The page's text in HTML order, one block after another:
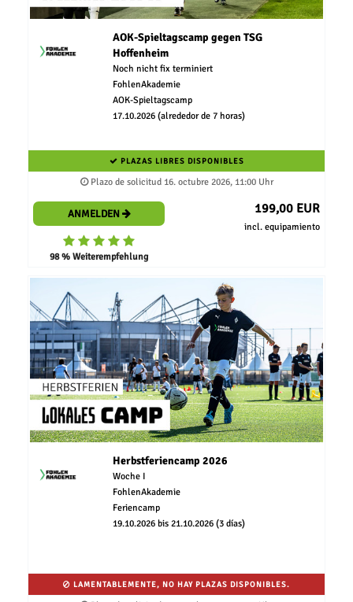
AOK-Spieltagscamp gegen TSG
Hoffenheim
Noch nicht fix terminiert
FohlenAkademie
AOK-Spieltagscamp
17.10.2026 (alrededor de 7 horas)
PLAZAS LIBRES DISPONIBLES
Plazo de solicitud 16. octubre 2026, 11:00 Uhr
ANMELDEN
98 % Weiterempfehlung
199,00 EUR
incl. equipamiento
Herbstferiencamp 2026
Woche I
FohlenAkademie
Feriencamp
19.10.2026 bis 21.10.2026 (3 días)
LAMENTABLEMENTE, NO HAY PLAZAS DISPONIBLES.